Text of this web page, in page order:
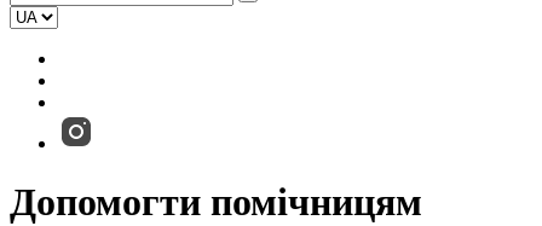
Допомогти помічницям